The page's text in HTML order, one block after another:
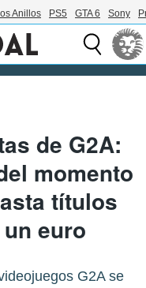
Anillos PS5 GTA 6 Sony
de G2A:
momento
títulos
euro
G2A se